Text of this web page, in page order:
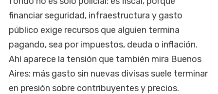
financiar seguridad, infraestructura y gasto
público exige recursos que alguien termina
pagando, sea por impuestos, deuda o inflación.
Ahí aparece la tensión que también mira Buenos
Aires: más gasto sin nuevas divisas suele terminar
en presión sobre contribuyentes y precios.